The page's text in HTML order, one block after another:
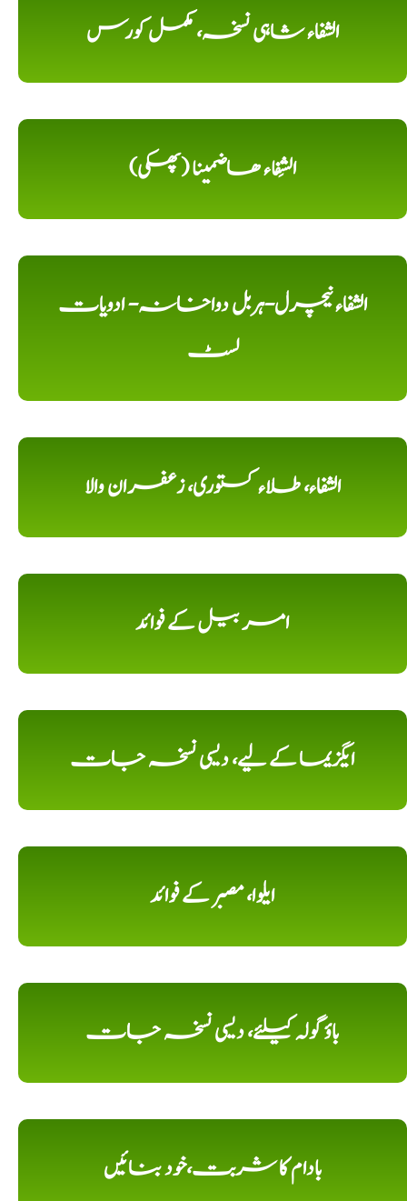
الشفاء شاہی نسخہ، مکمل کورس
الشِفاء ھاضمینا (پھکی)
الشفاء نیچرل-ہربل دواخانہ- ادویات
لسٹ
الشفاء، طلاء کستوری، زعفران والا
امر بیل کے فوائد
ایگزیما کے لیے، دیسی نسخہ جات
ایلوا، مصبر کے فوائد
باؤ گولہ کیلئے، دیسی نسخہ جات
بادام کا شربت،خود بنائیں